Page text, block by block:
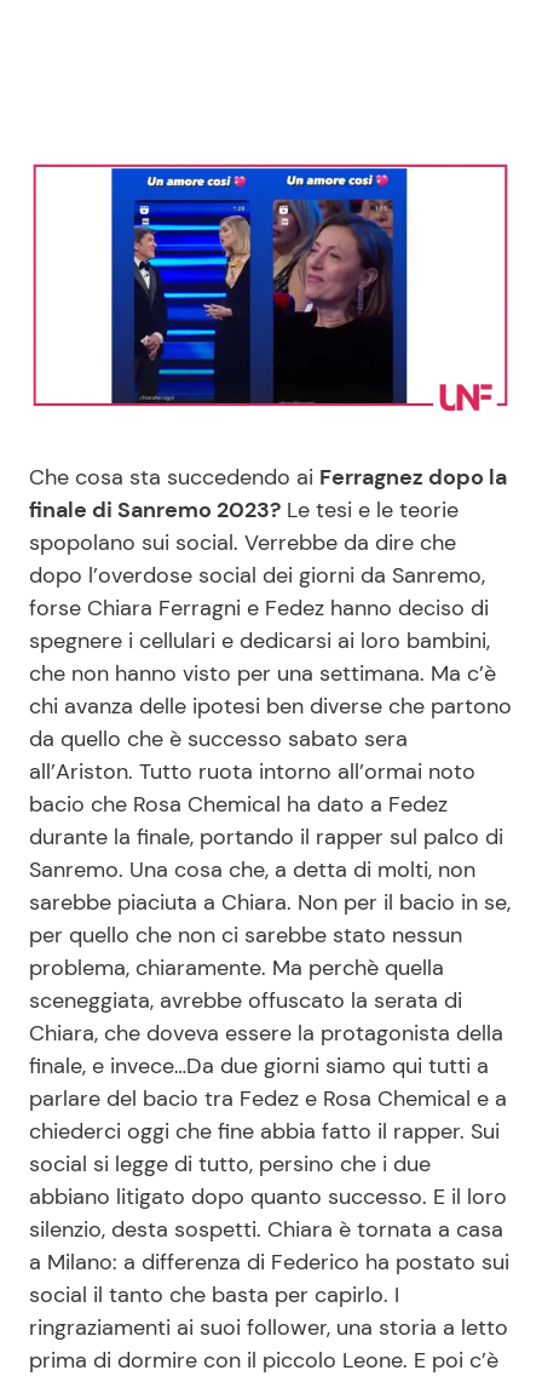
News Musica
News Spettacolo
Benessere
Mondo Mamma
News benessere
Salute
Viaggi e Turismo
Festività
Cucina e Ricette
Consigli di Cucina
Le Ricette in TV
Primi Piatti
Ricette Facili e Veloci
Ricette Feste
Ricette per Bambini
Seguici
Info
Chi siamo
Disclaimer e Privacy
Redazione
Contattaci
Pubblicità
Privacy Policy
Che cosa sta succedendo ai Ferragnez dopo la
finale di Sanremo 2023? Le tesi e le teorie
spopolano sui social. Verrebbe da dire che
dopo l’overdose social dei giorni da Sanremo,
forse Chiara Ferragni e Fedez hanno deciso di
spegnere i cellulari e dedicarsi ai loro bambini,
che non hanno visto per una settimana. Ma c’è
chi avanza delle ipotesi ben diverse che partono
da quello che è successo sabato sera
all’Ariston. Tutto ruota intorno all’ormai noto
bacio che Rosa Chemical ha dato a Fedez
durante la finale, portando il rapper sul palco di
Sanremo. Una cosa che, a detta di molti, non
sarebbe piaciuta a Chiara. Non per il bacio in se,
per quello che non ci sarebbe stato nessun
problema, chiaramente. Ma perchè quella
sceneggiata, avrebbe offuscato la serata di
Chiara, che doveva essere la protagonista della
finale, e invece…Da due giorni siamo qui tutti a
parlare del bacio tra Fedez e Rosa Chemical e a
chiederci oggi che fine abbia fatto il rapper. Sui
social si legge di tutto, persino che i due
abbiano litigato dopo quanto successo. E il loro
silenzio, desta sospetti. Chiara è tornata a casa
a Milano: a differenza di Federico ha postato sui
social il tanto che basta per capirlo. I
ringraziamenti ai suoi follower, una storia a letto
prima di dormire con il piccolo Leone. E poi c’è